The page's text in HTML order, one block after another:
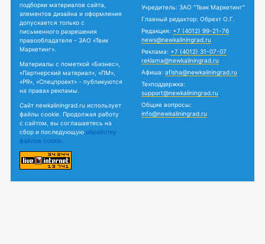
подборки материалов сайта,
элементов дизайна и оформления
допускается только с
письменного разрешения
правообладателя - ЗАО «Твик
Маркетинг».
Материалы с пометкой «Бизнес»,
«Партнерский материал», «ПМ»,
«PR», «Спецпроект» - публикуются
на правах рекламы.
Сайт newkaliningrad.ru использует
файлы cookie. Продолжая работу
с сайтом, вы соглашаетесь на
сбор и последующую обработку
файлов cookie.
Учредитель: ЗАО "Твик Маркетинг"
Главный редактор: Обрехт О.Г.
Редакция: +7 (4012) 99-21-76
news@newkaliningrad.ru
Реклама: +7 (4012) 31-07-07
reklama@newkaliningrad.ru
Афиша: afisha@newkaliningrad.ru
Техподдержка:
support@newkaliningrad.ru
Общие вопросы:
info@newkaliningrad.ru